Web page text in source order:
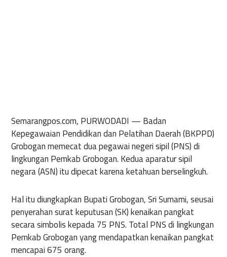
Semarangpos.com, PURWODADI — Badan
Kepegawaian Pendidikan dan Pelatihan Daerah (BKPPD)
Grobogan memecat dua pegawai negeri sipil (PNS) di
lingkungan Pemkab Grobogan. Kedua aparatur sipil
negara (ASN) itu dipecat karena ketahuan berselingkuh.
Hal itu diungkapkan Bupati Grobogan, Sri Sumarni, seusai
penyerahan surat keputusan (SK) kenaikan pangkat
secara simbolis kepada 75 PNS. Total PNS di lingkungan
Pemkab Grobogan yang mendapatkan kenaikan pangkat
mencapai 675 orang.